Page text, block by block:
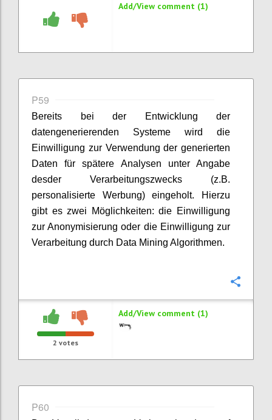
Add/View comment (1)
P59
Bereits bei der Entwicklung der
datengenerierenden Systeme wird die
Einwilligung zur Verwendung der generierten
Daten für spätere Analysen unter Angabe
desder Verarbeitungszwecks (z.B.
personalisierte Werbung) eingeholt. Hierzu
gibt es zwei Möglichkeiten: die Einwilligung
zur Anonymisierung oder die Einwilligung zur
Verarbeitung durch Data Mining Algorithmen.
2 votes
Add/View comment (1)
P60